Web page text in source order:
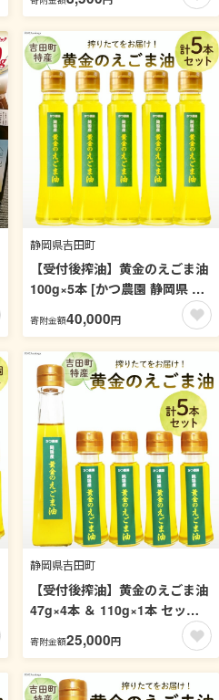
えごま油 荏胡麻油 エゴマ えご
ま 荏胡麻 食用油
静岡県吉田町
【受付後搾油】黄金のえごま油
100g×5本 [かつ農園 静岡県 吉
田町 22424026] 国産 エゴマ油
えごま油 荏胡麻油 エゴマ えご
ま 荏胡麻 食用油
寄附金額40,000円
静岡県吉田町
【受付後搾油】黄金のえごま油
47g×4本 ＆ 110g×1本 セット
22424024] 国産 エゴマ油 えご
ま油 荏胡麻油 エゴマ えごま 荏
胡麻 食用油
寄附金額25,000円